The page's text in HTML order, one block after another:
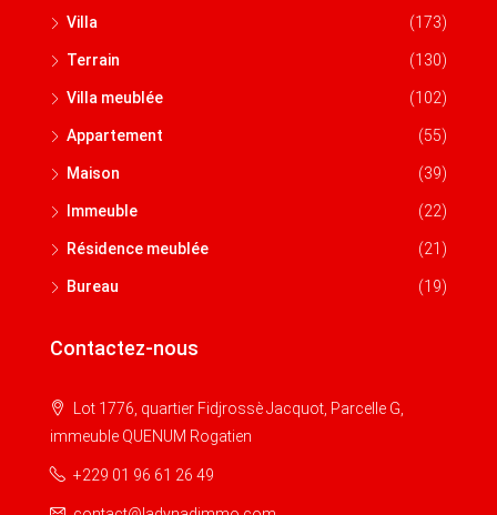
Villa (173)
Terrain (130)
Villa meublée (102)
Appartement (55)
Maison (39)
Immeuble (22)
Résidence meublée (21)
Bureau (19)
Contactez-nous
Lot 1776, quartier Fidjrossè Jacquot, Parcelle G,
immeuble QUENUM Rogatien
+229 01 96 61 26 49